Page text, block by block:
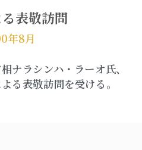
表敬訪問
年8月
ナラシンハ・ラーオ氏、
る表敬訪問を受ける。